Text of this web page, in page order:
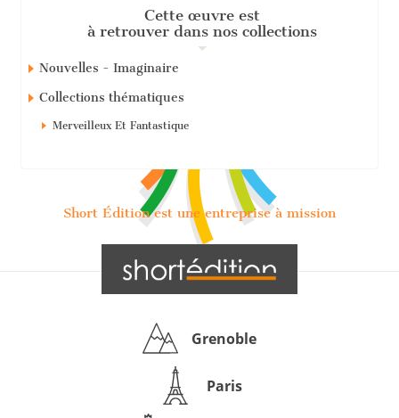
Cette œuvre est
à retrouver dans nos collections
Nouvelles - Imaginaire
Collections thématiques
Merveilleux Et Fantastique
Short Édition est une entreprise à mission
Grenoble
Paris